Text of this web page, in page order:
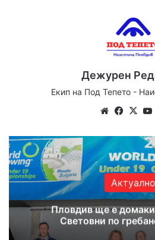
Дежурен
Екип на Под Тепето -
We
te
Fa
bo
ok
X
Актуално
Пловдив ще е
Световни по